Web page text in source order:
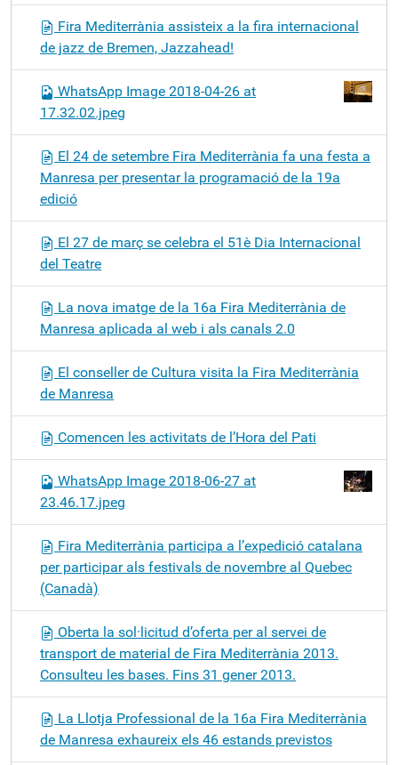
Fira Mediterrània assisteix a la fira internacional
de jazz de Bremen, Jazzahead!
WhatsApp Image 2018-04-26 at
17.32.02.jpeg
El 24 de setembre Fira Mediterrània fa una festa a
Manresa per presentar la programació de la 19a
edició
El 27 de març se celebra el 51è Dia Internacional
del Teatre
La nova imatge de la 16a Fira Mediterrània de
Manresa aplicada al web i als canals 2.0
El conseller de Cultura visita la Fira Mediterrània
de Manresa
Comencen les activitats de l’Hora del Pati
WhatsApp Image 2018-06-27 at
23.46.17.jpeg
Fira Mediterrània participa a l’expedició catalana
per participar als festivals de novembre al Quebec
(Canadà)
Oberta la sol·licitud d’oferta per al servei de
transport de material de Fira Mediterrània 2013.
Consulteu les bases. Fins 31 gener 2013.
La Llotja Professional de la 16a Fira Mediterrània
de Manresa exhaureix els 46 estands previstos